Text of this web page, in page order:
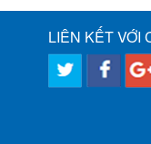
LIÊN KẾT VỚI